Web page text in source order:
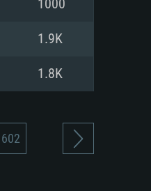
1000
1.9K
1.8K
602